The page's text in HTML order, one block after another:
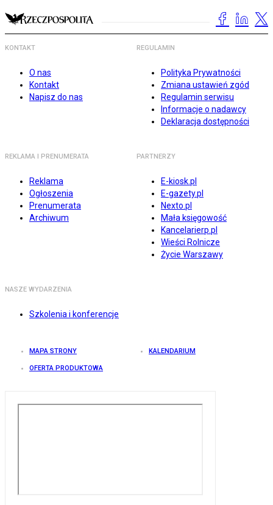
KONTAKT
O nas
Kontakt
Napisz do nas
REGULAMIN
Polityka Prywatności
Zmiana ustawień zgód
Regulamin serwisu
Informacje o nadawcy
Deklaracja dostępności
REKLAMA I PRENUMERATA
Reklama
Ogłoszenia
Prenumerata
Archiwum
PARTNERZY
E-kiosk.pl
E-gazety.pl
Nexto.pl
Mała księgowość
Kancelarierp.pl
Wieści Rolnicze
Życie Warszawy
NASZE WYDARZENIA
Szkolenia i konferencje
MAPA STRONY KALENDARIUM
OFERTA PRODUKTOWA